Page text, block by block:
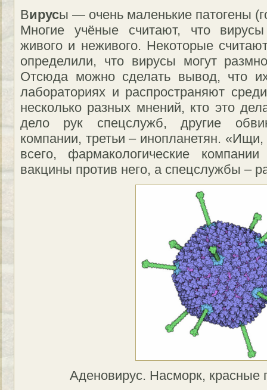
Вирусы — очень маленькие патогены
Многие учёные считают, что
живого и неживого. Некоторые
определили, что вирусы могут
Отсюда можно сделать вывод, что
лабораториях и распространяют
несколько разных мнений, кто это
дело рук спецслужб, другие
компании, третьи – инопланетян.
всего, фармакологические
вакцины против него, а спецслужбы –
Аденовирус. Насморк, красные